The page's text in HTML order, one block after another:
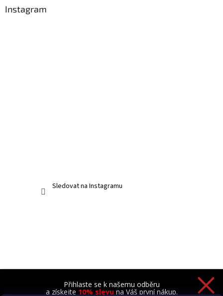
Instagram
Sledovat na Instagramu
Přihlaste se k našemu odběru
a získejte 10% slevu na Váš první nákup.